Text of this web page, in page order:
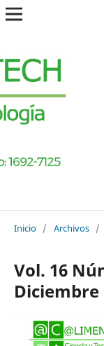
Inicio / Archivos /
Vol. 16
Diciembre